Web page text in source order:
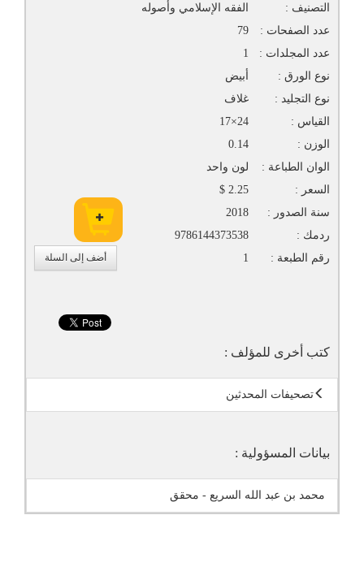
أضف إلى السلة
التصنيف :
الفقه الإسلامي وأصوله
عدد الصفحات :
79
عدد المجلدات :
1
نوع الورق :
أبيض
نوع التجليد :
غلاف
القياس :
24×17
الوزن :
0.14
الوان الطباعة :
لون واحد
السعر :
2.25 $
سنة الصدور :
2018
ردمك :
9786144373538
رقم الطبعة :
1
كتب أخرى للمؤلف :
تصحيفات المحدثين
بيانات المسؤولية :
محمد بن عبد الله السريع - محقق